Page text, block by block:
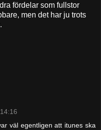
fördelar som fullstor
men det har ju trots
väl egentligen att itunes ska